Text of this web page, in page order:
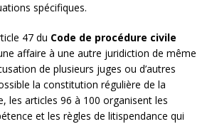
spécifiques.
47 du Code de procédure civile
affaire à une autre juridiction de même
de plusieurs juges ou d’autres
la constitution régulière de la
les articles 96 à 100 organisent les
et les règles de litispendance qui